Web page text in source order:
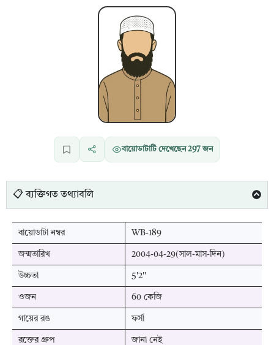
বায়োডাটাটি দেখেছেন297জন
📋 ব্যক্তিগত তথ্যাবলি
বায়োডাটা নম্বর WB-189
জন্মতারিখ 2004-04-29(সাল-মাস-দিন)
উচ্চতা 5'2''
ওজন 60 কেজি
গায়ের রঙ ফর্সা
রক্তের গ্রুপ জানা নেই